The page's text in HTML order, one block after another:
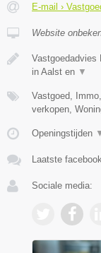
E-mail ›
Website
Vastgoedadvies
in Aalst en ▼
Vastgoed,
verkopen,
Openingstijden
Laatste
Sociale media: